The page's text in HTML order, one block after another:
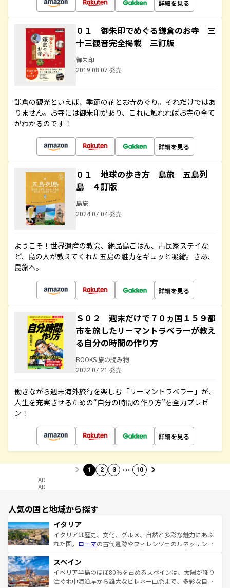
詳細を見る
０１ 御朱印でめぐる鎌倉のお寺 三
十三観音完全掲載 三訂版
御朱印
2019.08.07 発売
鎌倉の観光といえば、季節の花とお寺めぐり。それだけではあ
りません。お寺には御朱印があり、これに触れればお寺の全て
がわかるのです！
詳細を見る
０１ 地球の歩き方 島旅 五島列
島 ４訂版
島旅
2024.07.04 発売
ようこそ！世界遺産の教会、絶品島ごはん、古民家ステイな
ど、島の人が教えてくれた五島の魅力をギュッと凝縮。さあ、
島旅へ。
詳細を見る
Ｓ０２ 週末だけで７０ヵ国１５９都
市を旅したリーマントラベラーが教え
る自分の時間の作り方
BOOKS 旅の読み物
2022.07.21 発売
働きながら週末海外旅行を楽しむ「リーマントラベラー」が、
人生を充実させるための“自分の時間の作り方”を全力プレゼ
ン！
詳細を見る
1 2 3 … 10
AD
AD
人気の国と地域から探す
イタリア
イタリアは歴史、文化、グルメ、自然と多彩な魅力にあふ
れた国。 ローマの古代遺跡やフィレンツェのルネッサンス
ろん、トスカーナの美しい田園風景やアマルフィ海岸の絶
景など、自然景観も見逃せない。観光の合間には、本場の
ピザやパスタなど、絶品のイタリア料理を堪能することも
スペイン
イベリア半島のほぼ80％を占めるスペインは、太陽が降り
注ぐ地中海沿岸から雄大なピレネー山脈まで、多彩な自然